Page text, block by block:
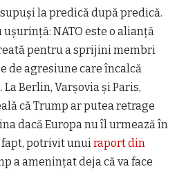
la predică după predică.
NATO este o alianță
pentru a sprijini membri
de agresiune care încalcă
Berlin, Varșovia și Paris,
că Trump ar putea retrage
dacă Europa nu îl urmează în
potrivit unui raport din
a amenințat deja că va face